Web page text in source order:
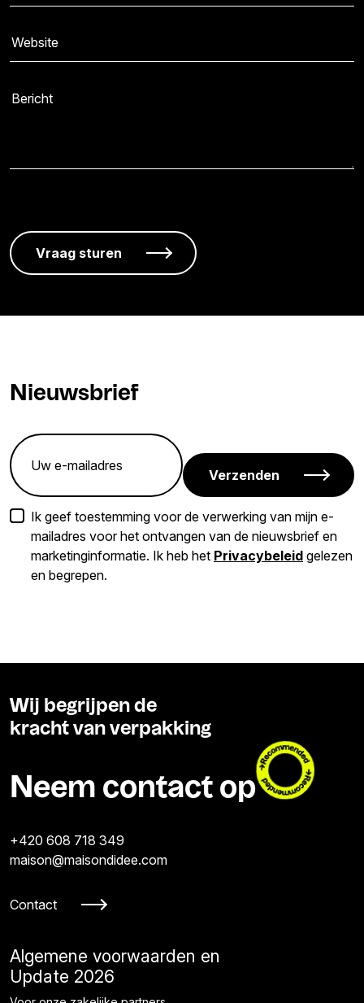
Nieuwsbrief
Verzenden
Ik geef toestemming voor de verwerking van mijn e-
mailadres voor het ontvangen van de nieuwsbrief en
marketinginformatie. Ik heb het Privacybeleid gelezen
en begrepen.
Wij begrijpen de
kracht van verpakking
Neem contact op
+420 608 718 349
maison@maisondidee.com
Contact
Algemene voorwaarden en
Update 2026